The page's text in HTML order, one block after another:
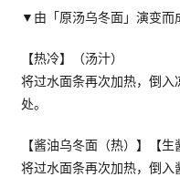
▼由「原汤乌冬面」演变而
【热冷】（汤汁）
将过水面条再次加热，倒
处。
【酱油乌冬面（热）】【生
将过水面条再次加热，倒入